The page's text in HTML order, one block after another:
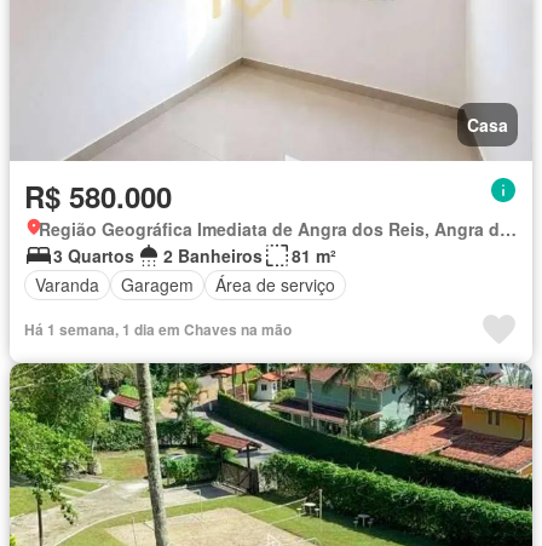
Casa
R$ 580.000
Região Geográfica Imediata de Angra dos Reis, Angra dos Reis
3 Quartos
2 Banheiros
81 m²
Varanda
Garagem Área de serviço
Há 1 semana, 1 dia em Chaves na mão